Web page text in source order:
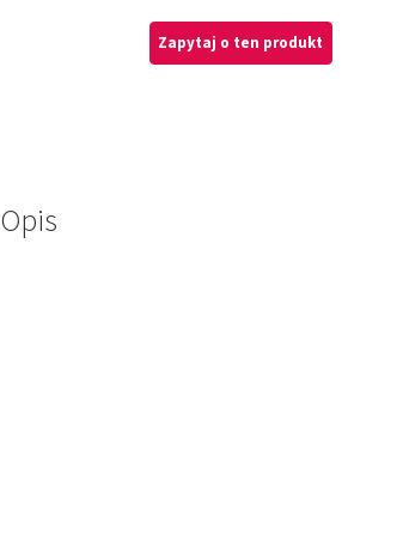
Opis